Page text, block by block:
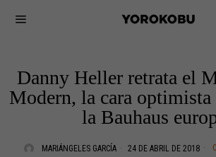
Danny Heller retrata el
Modern, la cara
la Bauhaus
MARIÁNGELES GARCÍA 24 DE ABRIL DE 2018